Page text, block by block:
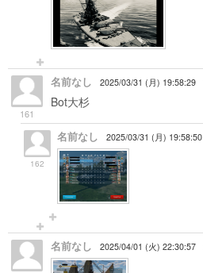
161
名前なし 2025/03/31 (月) 19:58:29
Bot大杉
162
名前なし 2025/03/31 (月) 19:58:50
名前なし 2025/04/01 (火) 22:30:57